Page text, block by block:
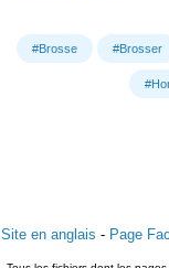
#Brosse #Brosser
Site en anglais - Page